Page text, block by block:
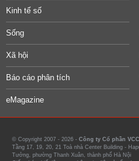
Kinh tế số
Sống
Xã hội
Báo cáo phân tích
eMagazine
© Copyright 2007 - 2026 - Công ty Cổ phần
Tầng 17, 19, 20, 21 Toà nhà Center Building -
Tưởng, phường Thanh Xuân, thành phố Hà Nội